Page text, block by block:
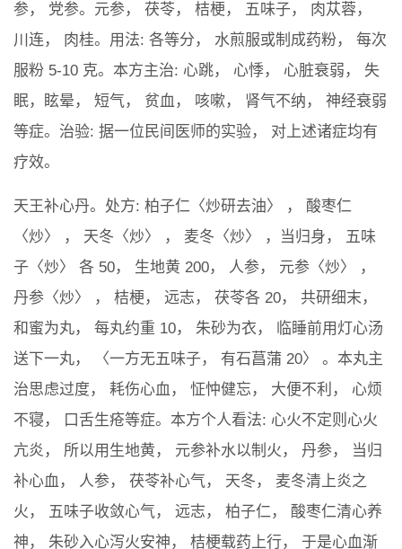
参， 党参。元参， 茯苓， 桔梗， 五味子， 肉苁蓉，
川连， 肉桂。用法: 各等分， 水煎服或制成药粉， 每次
服粉 5-10 克。本方主治: 心跳， 心悸， 心脏衰弱， 失
眠，眩晕， 短气， 贫血， 咳嗽， 肾气不纳， 神经衰弱
等症。治验: 据一位民间医师的实验， 对上述诸症均有
疗效。
天王补心丹。处方: 柏子仁〈炒研去油〉 ， 酸枣仁
〈炒〉 ， 天冬〈炒〉 ， 麦冬〈炒〉 ，当归身， 五味
子〈炒〉 各 50， 生地黄 200， 人参， 元参〈炒〉 ，
丹参〈炒〉 ， 桔梗， 远志， 茯苓各 20， 共研细末，
和蜜为丸， 每丸约重 10， 朱砂为衣， 临睡前用灯心汤
送下一丸， 〈一方无五味子， 有石菖蒲 20〉 。本丸主
治思虑过度， 耗伤心血， 怔忡健忘， 大便不利， 心烦
不寝， 口舌生疮等症。本方个人看法: 心火不定则心火
亢炎， 所以用生地黄， 元参补水以制火， 丹参， 当归
补心血， 人参， 茯苓补心气， 天冬， 麦冬清上炎之
火， 五味子收敛心气， 远志， 柏子仁， 酸枣仁清心养
神， 朱砂入心泻火安神， 桔梗载药上行， 于是心血渐